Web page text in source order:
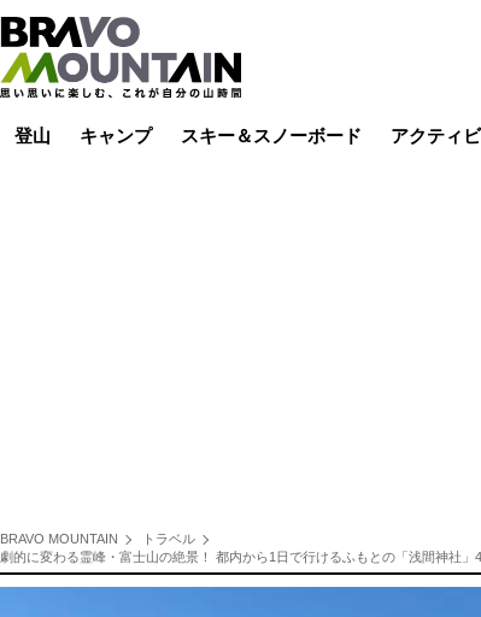
登山 キャンプ スキー＆スノーボード アクティ
BRAVO MOUNTAIN
トラベル
劇的に変わる霊峰・富士山の絶景！ 都内から1日で行けるふもとの「浅間神社」